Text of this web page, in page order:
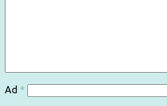
Ad *